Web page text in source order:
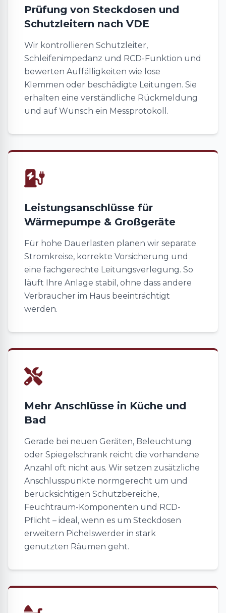
Prüfung von Steckdosen und
Schutzleitern nach VDE
Wir kontrollieren Schutzleiter,
Schleifenimpedanz und RCD-Funktion und
bewerten Auffälligkeiten wie lose
Klemmen oder beschädigte Leitungen. Sie
erhalten eine verständliche Rückmeldung
und auf Wunsch ein Messprotokoll.
Leistungsanschlüsse für
Wärmepumpe & Großgeräte
Für hohe Dauerlasten planen wir separate
Stromkreise, korrekte Vorsicherung und
eine fachgerechte Leitungsverlegung. So
läuft Ihre Anlage stabil, ohne dass andere
Verbraucher im Haus beeinträchtigt
werden.
Mehr Anschlüsse in Küche und
Bad
Gerade bei neuen Geräten, Beleuchtung
oder Spiegelschrank reicht die vorhandene
Anzahl oft nicht aus. Wir setzen zusätzliche
Anschlusspunkte normgerecht um und
berücksichtigen Schutzbereiche,
Feuchtraum-Komponenten und RCD-
Pflicht – ideal, wenn es um Steckdosen
erweitern Pichelswerder in stark
genutzten Räumen geht.